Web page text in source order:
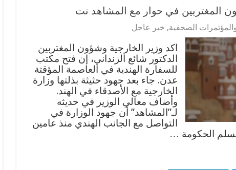
المغتربين في حوار مع المشاهد نت
الصحفية, خبر عاجل
اكد وزير الخارجية وشؤون المغتربين
الدكتور شائع الزنداني، إن فتح مكتب
للسفارة الهندية في العاصمة المؤقتة
عدن. جاء بعد جهود حثيثة بذلتها وزارة
الخارجية مع الأصدقاء في الهند.
وأضاف معالي الوزير في حديثه
لـ”المشاهد” أن جهود الوزارة في
التواصل مع الجانب الهندي منذ عامين